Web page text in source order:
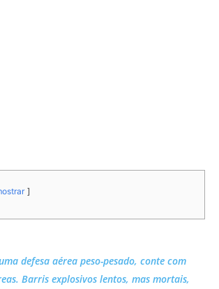
defesa aérea peso-pesado, conte com
Barris explosivos lentos, mas mortais,